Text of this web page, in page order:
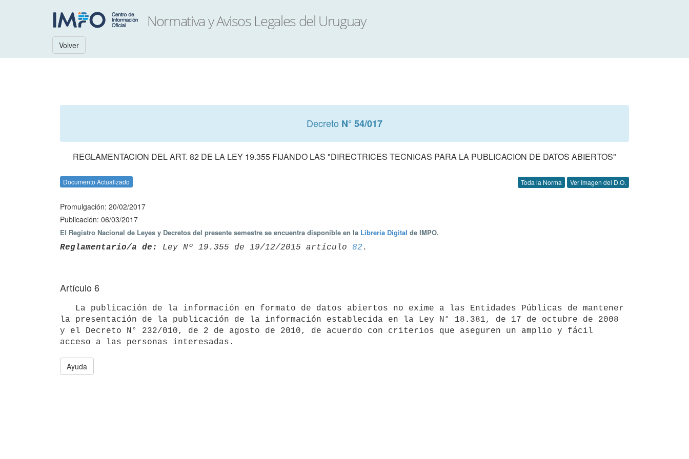
Volver
Decreto N° 54/017
REGLAMENTACION DEL ART. 82 DE LA LEY 19.355 FIJANDO LAS "DIRECTRICES TECNICAS PARA LA PUBLICACION DE DATOS ABIERTOS"
Documento Actualizado Toda la Norma Ver Imagen del D.O.
Promulgación: 20/02/2017
Publicación: 06/03/2017
El Registro Nacional de Leyes y Decretos del presente semestre se encuentra disponible en la Librería Digital de IMPO.
Reglamentario/a de: Ley Nº 19.355 de 19/12/2015 artículo 82
Artículo 6
la presentación de la publicación de la información establecida en la Ley N° 18.381, de 17 de octubre de 2008
y el Decreto N° 232/010, de 2 de agosto de 2010, de acuerdo con criterios que aseguren un amplio y fácil
Ayuda